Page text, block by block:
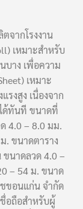
จากโรงงาน
เหมาะสำหรับ
บาง เพื่อความ
เหมาะ
รงสูง เนื่องจาก
ด้ทันที ขนาดที่
4.0 – 8.0 มม.
. ขนาดตาราง
ขนาดลวด 4.0 –
– 54 ม. ขนาด
ขอนแก่น จำกัด
ชื่อถือสำหรับผู้